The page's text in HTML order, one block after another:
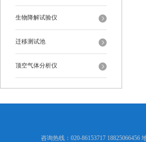
生物降解试验仪
迁移测试池
顶空气体分析仪
咨询热线：020-86153717